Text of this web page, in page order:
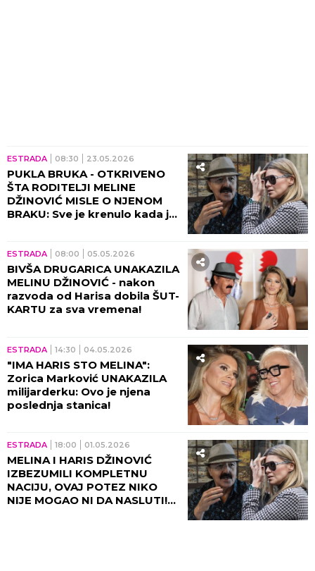
ESTRADA 08:30 23.05.2026
PUKLA BRUKA - OTKRIVENO
ŠTA RODITELJI MELINE
DŽINOVIĆ MISLE O NJENOM
BRAKU: Sve je krenulo kada je
ESTRADA 08:00 05.05.2026
BIVŠA DRUGARICA UNAKAZILA
MELINU DŽINOVIĆ - nakon
razvoda od Harisa dobila ŠUT-
KARTU za sva vremena!
ESTRADA 14:30 04.05.2026
"IMA HARIS STO MELINA":
Zorica Marković UNAKAZILA
milijarderku: Ovo je njena
poslednja stanica!
ESTRADA 18:00 01.05.2026
MELINA I HARIS DŽINOVIĆ
IZBEZUMILI KOMPLETNU
NACIJU, OVAJ POTEZ NIKO
NIJE MOGAO NI DA NASLUTI!